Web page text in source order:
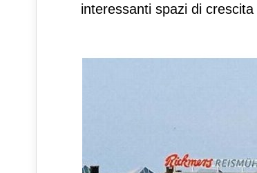
interessanti spazi di